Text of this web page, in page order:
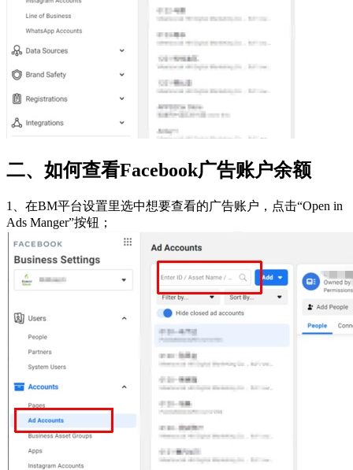
二、如何查看Facebook广告账户余额
1、在BM平台设置里选中想要查看的广告账户，点击“Open in
Ads Manger”按钮；